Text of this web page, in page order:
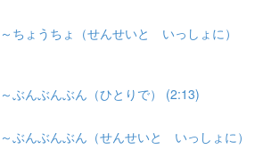
ちょうちょ（せんせいと いっしょに）
ぶんぶんぶん（ひとりで） (2:13)
ぶんぶんぶん（せんせいと いっしょに）